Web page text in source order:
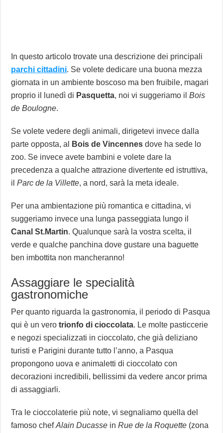
In questo articolo trovate una descrizione dei principali
parchi cittadini. Se volete dedicare una buona mezza
giornata in un ambiente boscoso ma ben fruibile, magari
proprio il lunedì di Pasquetta, noi vi suggeriamo ilBois
de Boulogne.
Se volete vedere degli animali, dirigetevi invece dalla
parte opposta, al
Bois de Vincennes dove ha sede lo
zoo. Se invece avete bambini e volete dare la
precedenza a qualche attrazione divertente ed istruttiva,
ilParc de la Villette, a nord, sarà la meta ideale.
Per una ambientazione più romantica e cittadina, vi
suggeriamo invece una lunga passeggiata lungo il
Canal St.Martin. Qualunque sarà la vostra scelta, il
verde e qualche panchina dove gustare una baguette
ben imbottita non mancheranno!
Assaggiare le specialità
gastronomiche
Per quanto riguarda la gastronomia, il periodo di Pasqua
qui è un verotrionfo di cioccolata. Le molte pasticcerie
e negozi specializzati in cioccolato, che già deliziano
turisti e Parigini durante tutto l’anno, a Pasqua
propongono uova e animaletti di cioccolato con
decorazioni incredibili, bellissimi da vedere ancor prima
di assaggiarli.
Tra le cioccolaterie più note, vi segnaliamo quella del
famoso chefAlain Ducasse inRue de la Roquette (zona